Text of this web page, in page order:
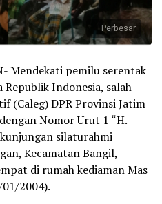
Perbesar
Mendekati pemilu serentak
Republik Indonesia, salah
(Caleg) DPR Provinsi Jatim
Nomor Urut 1 “H.
silaturahmi
Kecamatan Bangil,
di rumah kediaman Mas
2004).